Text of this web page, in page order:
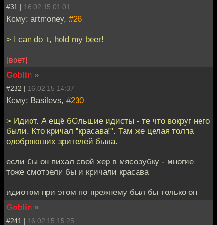
#31 | 16.02.15 01:01
Кому: artmoney, #26
> I can do it, hold my beer!
[воет]
Goblin »
#232 | 16.02.15 14:37
Кому: Basilevs, #230
> Идиот. А ещё бОльшие идиоты - те что вокруг него
были. Кто кричал "красава!". Там же целая толпа
одобряющих зрителей была.
если бы он пихал свой хер в мясорубку - многие
тоже смотрели бы и кричали красава
идиотом при этом по-прежнему был бы только он
Goblin »
#241 | 16.02.15 15:25